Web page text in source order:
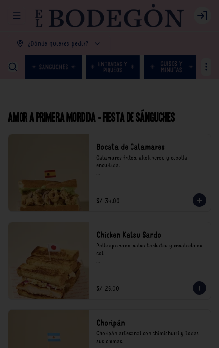
Abrir menu de navegación Login
¿Dónde quieres pedir?
Amor a primera mordida - Fiesta de Sánguches
Bocata de Calamares
Calamares fritos, alioli verde y cebolla
encurtida.
consumo.
S/ 34.00
Chicken Katsu Sando
Pollo apanado, salsa tonkatsu y ensalada de
col.
consumo.
S/ 26.00
Choripán
Choripán artesanal con chimichurri y todas
sus cremas.